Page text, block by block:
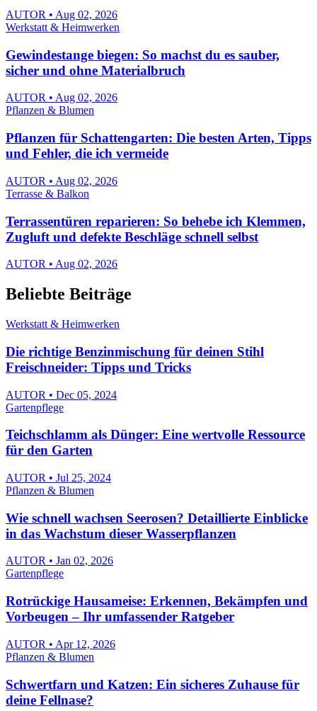
AUTOR • Aug 02, 2026
Werkstatt & Heimwerken
Gewindestange biegen: So machst du es sauber,
sicher und ohne Materialbruch
AUTOR • Aug 02, 2026
Pflanzen & Blumen
Pflanzen für Schattengarten: Die besten Arten, Tipps
und Fehler, die ich vermeide
AUTOR • Aug 02, 2026
Terrasse & Balkon
Terrassentüren reparieren: So behebe ich Klemmen,
Zugluft und defekte Beschläge schnell selbst
AUTOR • Aug 02, 2026
Beliebte Beiträge
Werkstatt & Heimwerken
Die richtige Benzinmischung für deinen Stihl
Freischneider: Tipps und Tricks
AUTOR • Dec 05, 2024
Gartenpflege
Teichschlamm als Dünger: Eine wertvolle Ressource
für den Garten
AUTOR • Jul 25, 2024
Pflanzen & Blumen
Wie schnell wachsen Seerosen? Detaillierte Einblicke
in das Wachstum dieser Wasserpflanzen
AUTOR • Jan 02, 2026
Gartenpflege
Rotrückige Hausameise: Erkennen, Bekämpfen und
Vorbeugen – Ihr umfassender Ratgeber
AUTOR • Apr 12, 2026
Pflanzen & Blumen
Schwertfarn und Katzen: Ein sicheres Zuhause für
deine Fellnase?